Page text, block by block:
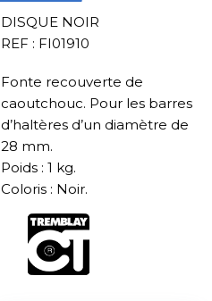
DISQUE NOIR
REF : FI01910
Fonte recouverte de
caoutchouc. Pour les barres
d’haltères d’un diamètre de
28 mm.
Poids : 1 kg.
Coloris : Noir.